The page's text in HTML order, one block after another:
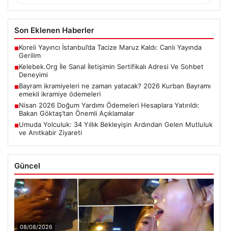
Son Eklenen Haberler
■Koreli Yayıncı İstanbul’da Tacize Maruz Kaldı: Canlı Yayında
Gerilim
■Kelebek.Org İle Sanal İletişimin Sertifikalı Adresi Ve Sohbet
Deneyimi
■Bayram ikramiyeleri ne zaman yatacak? 2026 Kurban Bayramı
emekli ikramiye ödemeleri
■Nisan 2026 Doğum Yardımı Ödemeleri Hesaplara Yatırıldı:
Bakan Göktaş’tan Önemli Açıklamalar
■Umuda Yolculuk: 34 Yıllık Bekleyişin Ardından Gelen Mutluluk
ve Anıtkabir Ziyareti
Güncel
08/08/2026